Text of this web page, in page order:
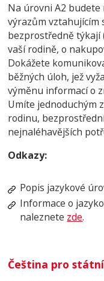
Na úrovni A2
výrazům vztahujícím
bezprostředně týkají
vaší rodině, o
Dokážete
běžných úloh, jež
výměnu informací o
Umíte jednoduchým
rodinu,
nejnaléhavějších
Odkazy:
Popis jazykové
Informace o
naleznete zde.
Čeština pro